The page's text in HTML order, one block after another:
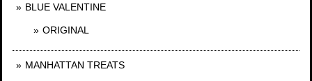
BLUE VALENTINE
ORIGINAL
MANHATTAN TREATS